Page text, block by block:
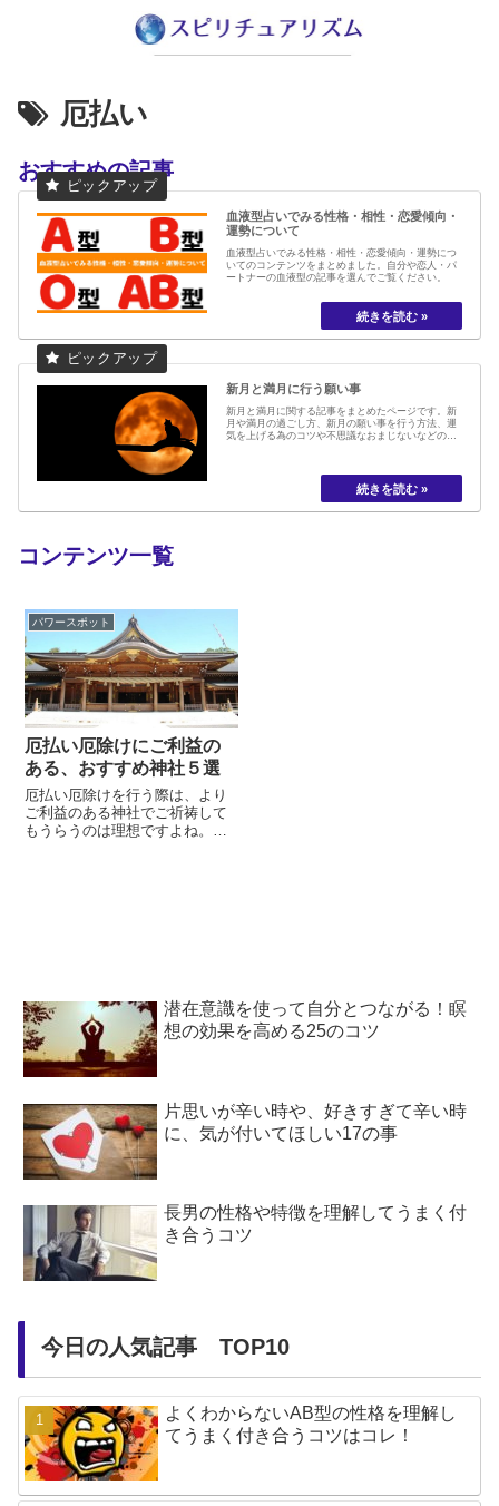
厄払い
おすすめの記事
血液型占いでみる性格・相性・恋愛傾向・
運勢について
血液型占いでみる性格・相性・恋愛傾向・運勢につ
いてのコンテンツをまとめました。自分や恋人・パ
ートナーの血液型の記事を選んでご覧ください。
新月と満月に行う願い事
新月と満月に関する記事をまとめたページです。新
月や満月の過ごし方、新月の願い事を行う方法、運
気を上げる為のコツや不思議なおまじないなどの記
コンテンツ一覧
パワースポット
厄払い厄除けにご利益の
ある、おすすめ神社５選
厄払い厄除けを行う際は、より
ご利益のある神社でご祈祷して
もうらうのは理想ですよね。人
潜在意識を使って自分とつながる！瞑
想の効果を高める25のコツ
片思いが辛い時や、好きすぎて辛い時
に、気が付いてほしい17の事
長男の性格や特徴を理解してうまく付
き合うコツ
今日の人気記事 TOP10
よくわからないAB型の性格を理解し
てうまく付き合うコツはコレ！